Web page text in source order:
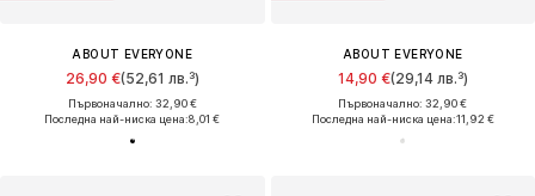
ABOUT EVERYONE
26,90 €(52,61 лв.³)
Първоначално: 32,90 €
Последна най-ниска цена:8,01 €
ABOUT EVERYONE
14,90 €(29,14 лв.³)
Първоначално: 32,90 €
Последна най-ниска цена:11,92 €